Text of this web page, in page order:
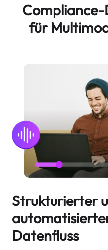
für
Strukturierter
Datenfluss